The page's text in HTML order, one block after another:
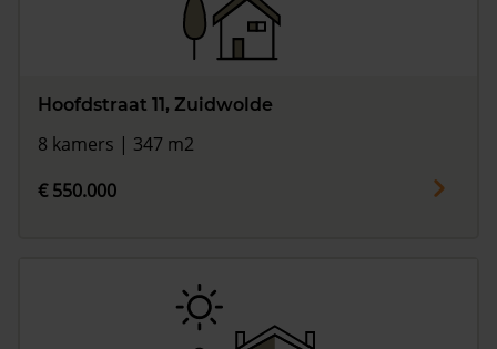
Hoofdstraat 11, Zuidwolde
8 kamers | 347 m2
€ 550.000